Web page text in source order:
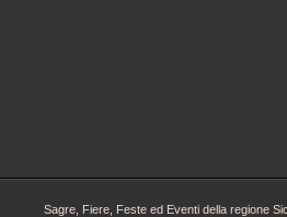
Sagre, Fiere, Feste ed Eventi della regione